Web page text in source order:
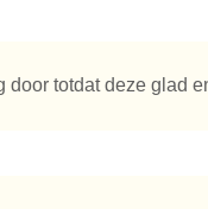
door totdat deze glad